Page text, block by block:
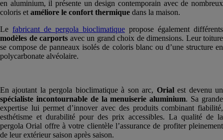
en aluminium, il présente un design contemporain avec de nombreux
coloris et améliore le confort thermique dans la maison.
Le fabricant de pergola bioclimatique propose également différents
modèles de carports avec un grand choix de dimensions. Leur toiture
se compose de panneaux isolés de coloris blanc ou d’une structure en
polycarbonate alvéolaire.
En ajoutant la pergola bioclimatique à son arc, Orialest devenu un
spécialiste incontournable de la menuiserie aluminium. Sa grande
expertise lui permet d’innover avec des produits combinant fiabilité,
esthétisme et durabilité pour des prix accessibles. La qualité de la
pergola Orial offre à votre clientèle l’assurance de profiter pleinement
de leur extérieur saison après saison.